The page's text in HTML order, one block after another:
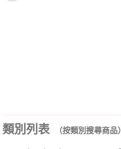
類別列表 （按類別搜尋商品）